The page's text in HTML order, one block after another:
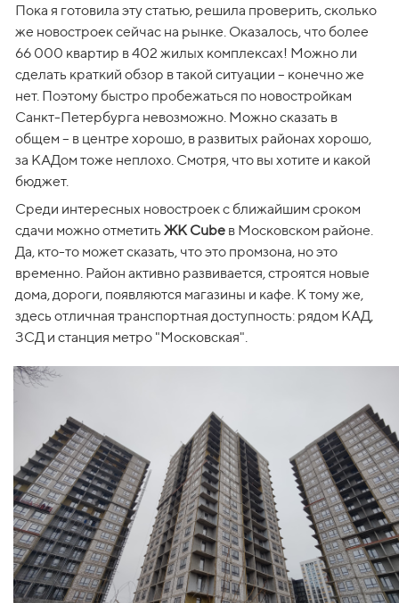
Пока я готовила эту статью, решила проверить, сколько
же новостроек сейчас на рынке. Оказалось, что более
66 000 квартир в 402 жилых комплексах! Можно ли
сделать краткий обзор в такой ситуации – конечно же
нет. Поэтому быстро пробежаться по новостройкам
Санкт-Петербурга невозможно. Можно сказать в
общем – в центре хорошо, в развитых районах хорошо,
за КАДом тоже неплохо. Смотря, что вы хотите и какой
бюджет.
Среди интересных новостроек с ближайшим сроком
сдачи можно отметить ЖК Cube в Московском районе.
Да, кто-то может сказать, что это промзона, но это
временно. Район активно развивается, строятся новые
дома, дороги, появляются магазины и кафе. К тому же,
здесь отличная транспортная доступность: рядом КАД,
ЗСД и станция метро "Московская".